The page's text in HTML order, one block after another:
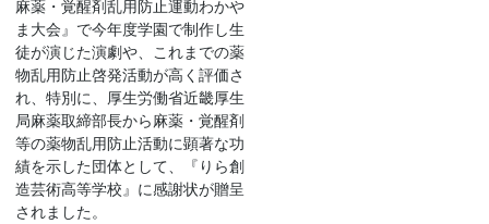
麻薬・覚醒剤乱用防止運動わかや
ま大会』で今年度学園で制作し生
徒が演じた演劇や、これまでの薬
物乱用防止啓発活動が高く評価さ
れ、特別に、厚生労働省近畿厚生
局麻薬取締部長から麻薬・覚醒剤
等の薬物乱用防止活動に顕著な功
績を示した団体として、『りら創
造芸術高等学校』に感謝状が贈呈
されました。